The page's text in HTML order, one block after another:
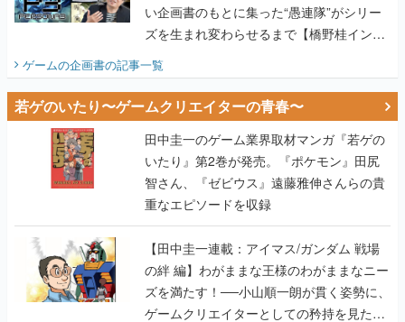
い企画書のもとに集った“愚連隊”がシリー
ズを生まれ変わらせるまで【橋野桂インタ
ゲームの企画書の記事一覧
若ゲのいたり〜ゲームクリエイターの青春〜
田中圭一のゲーム業界取材マンガ『若ゲの
いたり』第2巻が発売。『ポケモン』田尻
智さん、『ゼビウス』遠藤雅伸さんらの貴
重なエピソードを収録
【田中圭一連載：アイマス/ガンダム 戦場
の絆 編】わがままな王様のわがままなニー
ズを満たす！──小山順一朗が貫く姿勢に、
ゲームクリエイターとしての矜持を見た